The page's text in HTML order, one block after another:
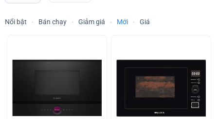
Nổi bật Bán chạy Giảm giá Mới Giá